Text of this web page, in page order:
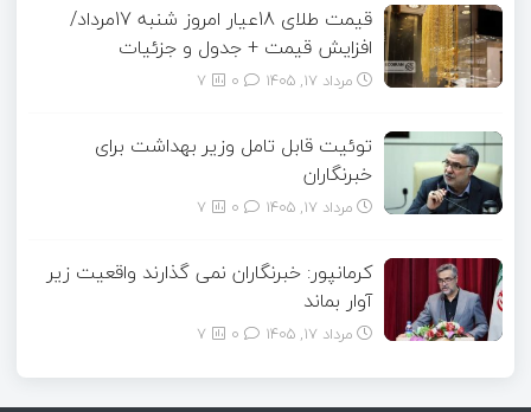
قیمت طلای 18عیار امروز شنبه 17مرداد/
افزایش قیمت + جدول و جزئیات
مرداد ۱۷, ۱۴۰۵ 7
توئیت قابل تامل وزیر بهداشت برای
خبرنگاران
مرداد ۱۷, ۱۴۰۵ 7
کرمانپور: خبرنگاران نمی گذارند واقعیت زیر
آوار بماند
مرداد ۱۷, ۱۴۰۵ 7